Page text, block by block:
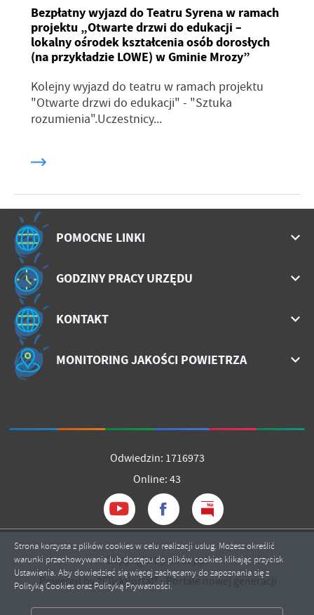
Bezpłatny wyjazd do Teatru Syrena w ramach
projektu „Otwarte drzwi do edukacji –
lokalny ośrodek kształcenia osób dorosłych
(na przykładzie LOWE) w Gminie Mrozy”
Kolejny wyjazd do teatru w ramach projektu
"Otwarte drzwi do edukacji" - "Sztuka
rozumienia".Uczestnicy...
POMOCNE LINKI
GODZINY PRACY URZĘDU
KONTAKT
MONITORING JAKOŚCI POWIETRZA
Odwiedzin: 1716973
Online: 43
Copyright by mrozy.pl
Powered by2ClickPortal® - Portale nowej generacji
Strona korzysta z plików cookies w celu realizacji usług. Możesz określić
warunki przechowywania lub dostępu do plików cookies klikając przycisk
Ustawienia. Aby dowiedzieć się więcej zachęcamy do zapoznania się z
Polityką Cookies oraz Polityką Prywatności.